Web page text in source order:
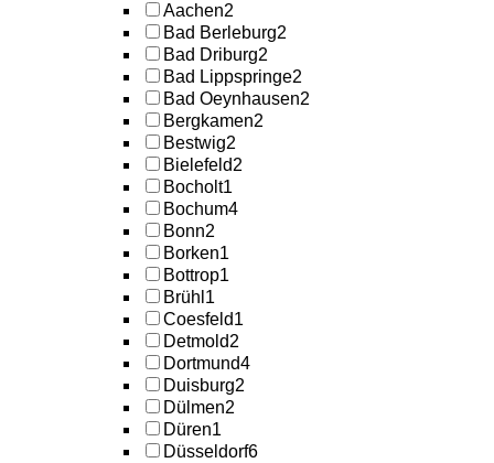
Aachen2
Bad Berleburg2
Bad Driburg2
Bad Lippspringe2
Bad Oeynhausen2
Bergkamen2
Bestwig2
Bielefeld2
Bocholt1
Bochum4
Bonn2
Borken1
Bottrop1
Brühl 1
Coesfeld1
Detmold2
Dortmund4
Duisburg2
Dülmen2
Düren1
Düsseldorf6